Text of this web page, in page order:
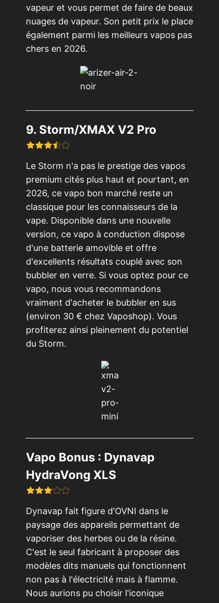
vapeur et vous permet de faire de beaux
nuages de vapeur. Son petit prix le place
également parmi les meilleurs vapos pas
chers en 2026.
9. Storm/XMAX V2 Pro
Le Storm n'a pas le prestige des vapos
premium cités plus haut et pourtant, en
2026, ce vapo bon marché reste un
classique pour les connaisseurs de la
vape. Disponible dans une nouvelle
version, ce vapo à conduction dispose
d'une batterie amovible et offre
d'excellents résultats couplé avec son
bubbler en verre. Si vous optez pour ce
vapo, nous vous recommandons
vraiment d'acheter le bubbler en sus
(environ 30 € chez Vaposhop). Vous
profiterez ainsi pleinement du potentiel
du Storm.
Vapo Bonus : Dynavap
HydraVong XLS
Dynavap fait figure d'OVNI dans le
paysage des appareils permettant de
vaporiser des herbes ou de la résine.
C'est le seul fabricant à proposer des
modèles dits manuels qui fonctionnent
non pas à l'électricité mais à flamme.
Nous aurions pu choisir l'iconique